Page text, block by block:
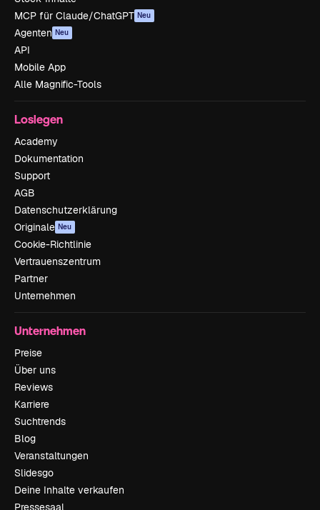
MCP für Claude/ChatGPT Neu
Agenten Neu
API
Mobile App
Alle Magnific-Tools
Loslegen
Academy
Dokumentation
Support
AGB
Datenschutzerklärung
Originale Neu
Cookie-Richtlinie
Vertrauenszentrum
Partner
Unternehmen
Unternehmen
Preise
Über uns
Reviews
Karriere
Suchtrends
Blog
Veranstaltungen
Slidesgo
Deine Inhalte verkaufen
Pressesaal